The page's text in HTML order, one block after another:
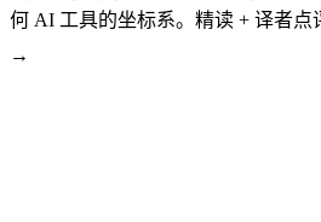
何 AI 工具的坐标系。精读 + 译者点
→